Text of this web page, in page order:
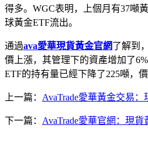
得多。WGC表明，上個月有37噸
球黃金ETF流出。
通過ava愛華現貨黃金官網了解到
價上漲，其管理下的資產增加了
ETF的持有量已經下降了225噸，價
上一篇： AvaTrade愛華黃金交易
下一篇： AvaTrade愛華官網：現